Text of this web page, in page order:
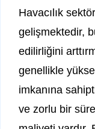
Havacılık
gelişmektedir,
edilirliğini
genellikle
imkanına
ve zorlu bir